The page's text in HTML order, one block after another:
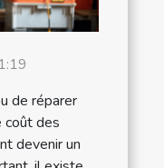
de réparer
coût des
devenir un